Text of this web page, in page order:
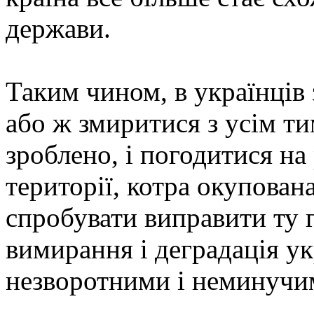
держави.
Таким чином, в українців
або ж змиритися з усім
зроблено, і погодитися
території, котра
спробувати виправити ту
вимирання і деградація
незворотними і